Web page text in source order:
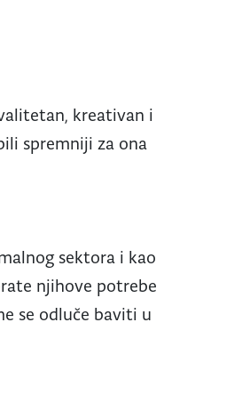
kreativan i
spremniji za ona
sektora i kao
njihove potrebe
se odluče baviti u